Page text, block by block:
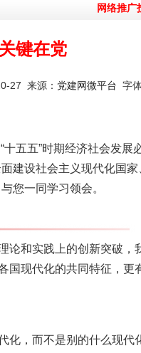
网络推广
键在党
27 来源： 党建网微平台 字
五五”时期经济社会发展
建设社会主义现代化国家
您一同学习领会。
和实践上的创新突破，
国现代化的共同特征，更
，而不是别的什么现代